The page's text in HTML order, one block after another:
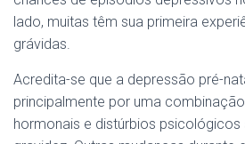
lado, muitas têm sua primeira
grávidas.
Acredita-se que a depressão pré-
principalmente por uma
hormonais e distúrbios